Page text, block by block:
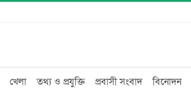
খেলা তথ্য ও প্রযুক্তি প্রবাসী সংবাদ বিনোদন